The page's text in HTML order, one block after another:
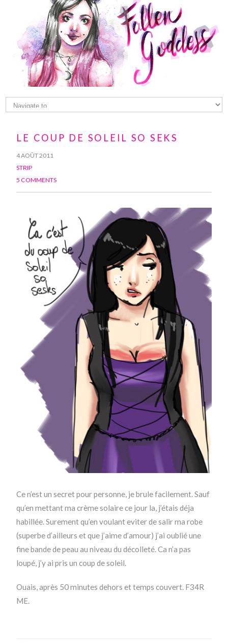
LE COUP DE SOLEIL SO SEKS
4 AOÛT 2011
STRIP
5 COMMENTS
Ce n’est un secret pour personne, je brule facilement. Sauf
qu’en mettant ma crème solaire ce jour la, j’étais déja
habillée. Surement qu’en voulant eviter de salir ma robe
(superbe d’ailleurs et que j’aime d’amour) j’ai oublié une
fine bande de peau au niveau du décolleté. Ca n’a pas
loupé, j’y ai pris un coup de soleil.
Ouais, après 50 minutes dehors et temps couvert. F34R
ME.